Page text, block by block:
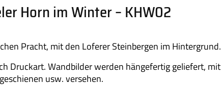
Horn im Winter – KHW02
Pracht, mit den Loferer Steinbergen im Hintergrund.
Druckart. Wandbilder werden hängefertig geliefert, mit
usw. versehen.